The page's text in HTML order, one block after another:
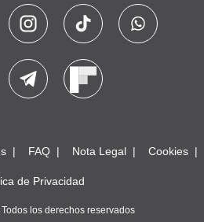
FAQ Nota Legal Cookies
de Privacidad
los derechos reservados